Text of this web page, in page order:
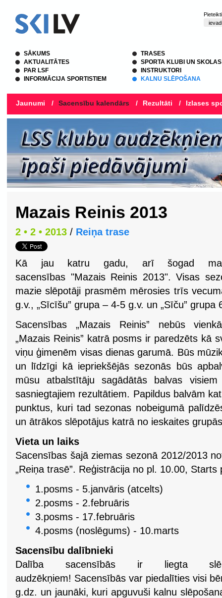
SĀKUMS
AKTUALITĀTES
PAR LSF
INFORMĀCIJA SPORTISTIEM
TRASES
SPORTA KLUBI UN SKOLAS
INSTRUKTORI
KALNU SLĒPOŠANA
Jaunumi / Sacensību kalendārs / Rezultāti / Izlases
Mazais Reinis 2013
2 • 2 • 2013 / Reiņa trase
Kā jau katru gadu, arī šogad
sacensības "Mazais Reinis 2013". Visas
mazie slēpotāji prasmēm mērosies trīs
g.v., „Sīcīšu” grupa – 4-5 g.v. un „Sīču” grupa
Sacensības „Mazais Reinis” nebūs
„Mazais Reinis” katrā posms ir paredzēts kā
viņu ģimenēm visas dienas garumā. Būs
un līdzīgi kā iepriekšējās sezonās būs
mūsu atbalstītāju sagādātās balvas
sasniegtajiem rezultātiem. Papildus balvām
punktus, kuri tad sezonas nobeigumā
un ātrākos slēpotājus katrā no ieskaites
Vieta un laiks
Sacensības šajā ziemas sezonā 2012/2013
„Reiņa trasē”. Reģistrācija no pl. 10.00, Starts
1.posms - 5.janvāris (atcelts)
2.posms - 2.februāris
3.posms - 17.februāris
4.posms (noslēgums) - 10.marts
Sacensību dalībnieki
Dalība sacensībās ir liegta
audzēkņiem! Sacensībās var piedalīties visi
g.dz. un jaunāki, kuri apguvuši kalnu